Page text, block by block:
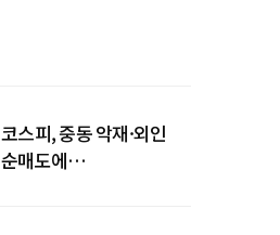
코스피, 중동 악재·외인
순매도에